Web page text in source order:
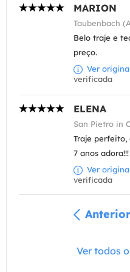
MARION
Taubenbach
Belo traje e
preço.
Ver
verificada
ELENA
San Pietro in
Traje perfeito,
7 anos adora!!!
Ver
verificada
Anterior
Ver todos